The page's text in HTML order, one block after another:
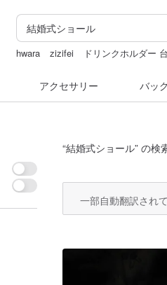
hwara zizifei ドリンクホルダー
アクセサリー バッ
“結婚式ショール” の検
一部自動翻訳され